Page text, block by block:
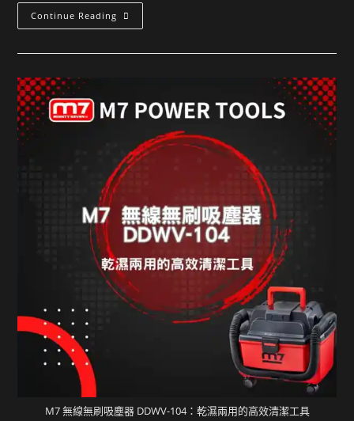
Continue Reading
M7 無線無刷吸塵器 DDWV-104：乾濕兩用的高效清潔工具